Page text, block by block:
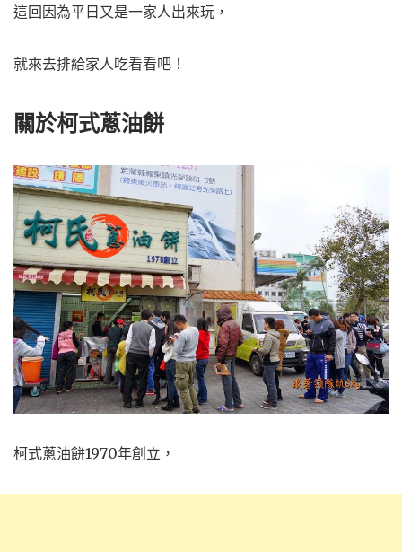
這回因為平日又是一家人出來玩，
就來去排給家人吃看看吧！
關於柯式蔥油餅
柯式蔥油餅1970年創立，